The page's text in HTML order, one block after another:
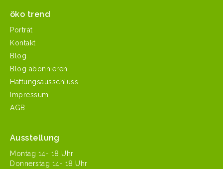
öko trend
Porträt
Kontakt
Blog
Blog abonnieren
Haftungsausschluss
Impressum
AGB
Ausstellung
Mon­tag 14- 18 Uhr
Don­ner­stag 14- 18 Uhr